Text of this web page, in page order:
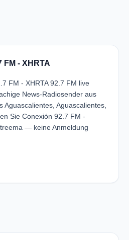
FM - XHRTA
FM - XHRTA 92.7 FM live
News-Radiosender aus
Aguascalientes, Aguascalientes,
Sie Conexión 92.7 FM -
— keine Anmeldung